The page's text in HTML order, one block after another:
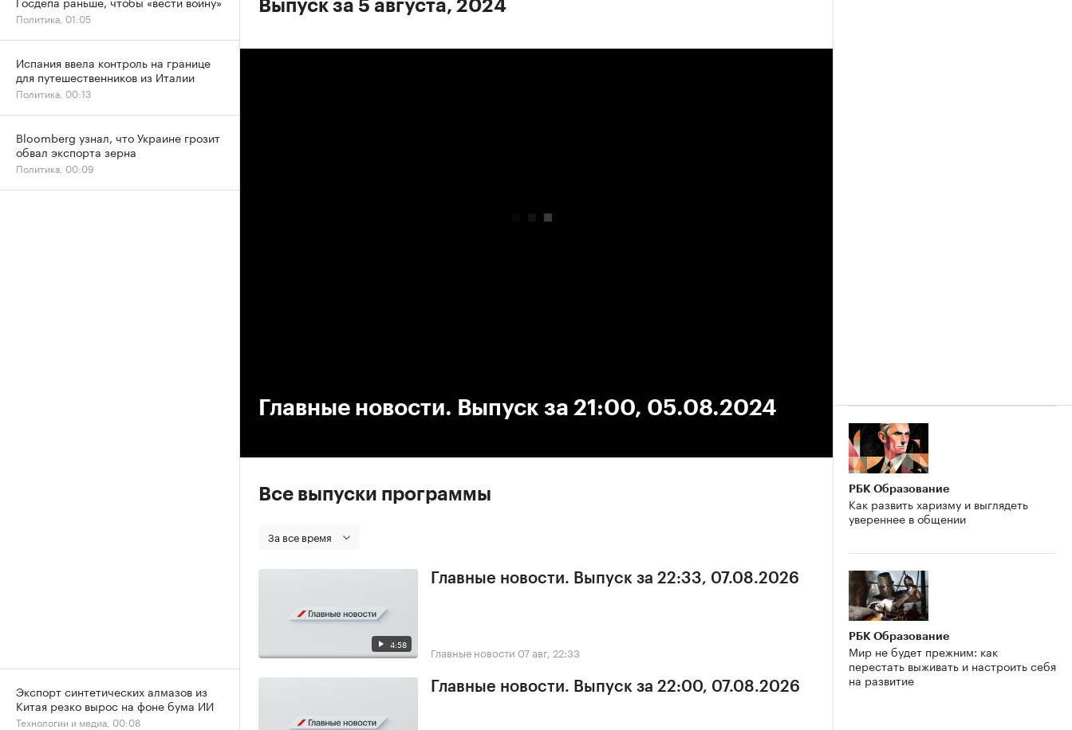
Выпуск за 5 августа, 2024
Главные новости. Выпуск за 21:00, 05.08.2024
Все выпуски программы
За все время
4:58
Главные новости. Выпуск за 22:33, 07.08.2026
Главные новости 07 авг, 22:33
Главные новости. Выпуск за 22:00, 07.08.2026
РБК Образование
Как развить харизму и выглядеть
увереннее в общении
РБК Образование
Мир не будет прежним: как
перестать выживать и настроить себя
на развитие
Политика, 01:05
Испания ввела контроль на границе
для путешественников из Италии
Политика, 00:13
Bloomberg узнал, что Украине грозит
обвал экспорта зерна
Политика, 00:09
Экспорт синтетических алмазов из
Китая резко вырос на фоне бума ИИ
Технологии и медиа, 00:08